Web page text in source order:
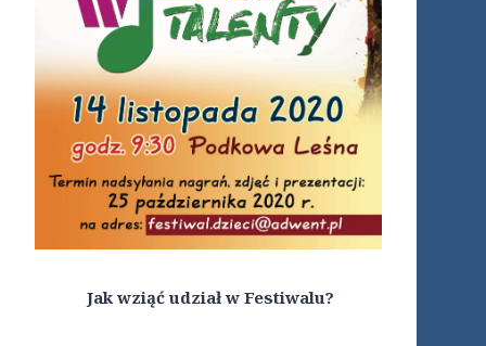
Jak wziąć udział w Festiwalu?